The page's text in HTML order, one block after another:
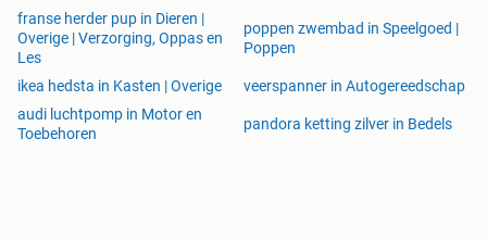
franse herder pup in Dieren |
Overige | Verzorging, Oppas en
Les
poppen zwembad in Speelgoed |
Poppen
ikea hedsta in Kasten | Overige
veerspanner in Autogereedschap
audi luchtpomp in Motor en
Toebehoren
pandora ketting zilver in Bedels